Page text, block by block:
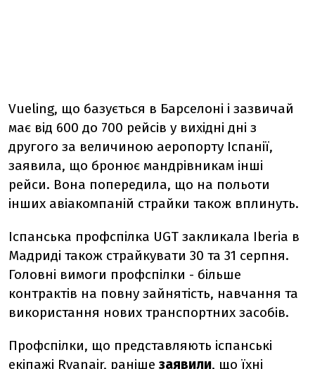
Vueling, що базується в Барселоні і зазвичай
має від 600 до 700 рейсів у вихідні дні з
другого за величиною аеропорту Іспанії,
заявила, що бронює мандрівникам інші
рейси. Вона попередила, що на польоти
інших авіакомпаній страйки також вплинуть.
Іспанська профспілка UGT закликала Iberia в
Мадриді також страйкувати 30 та 31 серпня.
Головні вимоги профспілки - більше
контрактів на повну зайнятість, навчання та
використання нових транспортних засобів.
Профспілки, що представляють іспанські
екіпажі Ryanair, раніше заявили, що їхні